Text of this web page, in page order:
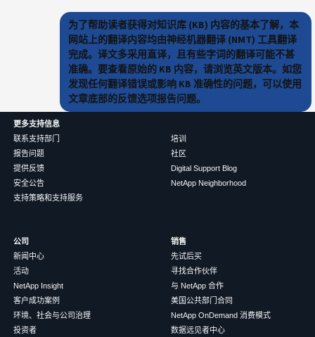
为了帮助读者获得对知识库 (KB) 内容的基本了解，本
网站上的翻译内容均由神经机器翻译 (NMT) 工具翻译
完成。译文多采用直译，且有些字词的翻译可能不甚
准确。要查看原始的 KB 内容，请浏览英文版本。如您
发现任何翻译错误或影响 KB 准确性的问题，可以使用
文章底部的反馈选项报告问题。
更多支持信息
联系支持部门
报告问题
提供反馈
安全公告
支持策略和支持服务
培训
社区
Digital Support Blog
NetApp Neighborhood
公司
新闻中心
活动
NetApp Insight
客户成功案例
环境、社会与公司治理
投资者
销售
先试后买
寻找合作伙伴
与 NetApp 合作
美国公共部门合同
NetApp OnDemand 消费模式
数据远见者中心